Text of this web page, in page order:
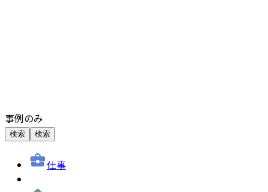
事例のみ
検索 検索
仕事